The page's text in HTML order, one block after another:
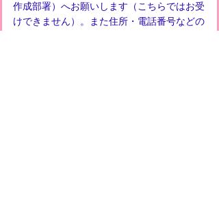
作成部署）へお願いします（こちらではお受
けできません）。また住所・電話番号などの